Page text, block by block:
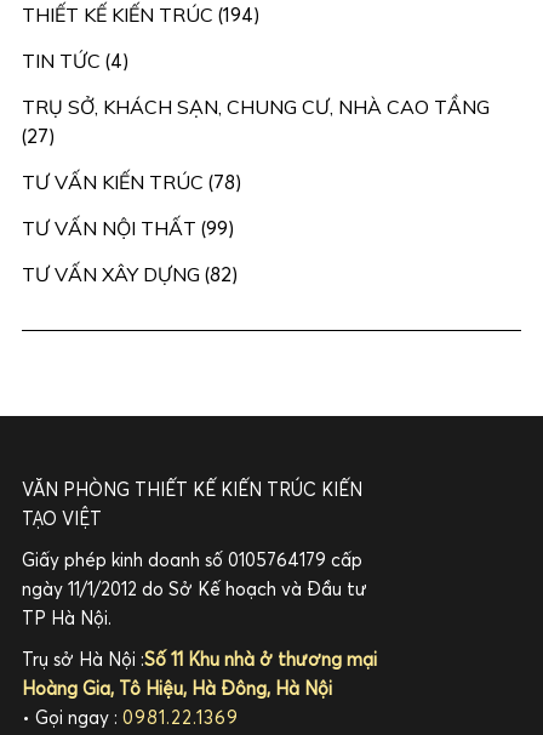
THIẾT KẾ KIẾN TRÚC (194)
TIN TỨC (4)
TRỤ SỞ, KHÁCH SẠN, CHUNG CƯ, NHÀ CAO TẦNG
(27)
TƯ VẤN KIẾN TRÚC (78)
TƯ VẤN NỘI THẤT (99)
TƯ VẤN XÂY DỰNG (82)
VĂN PHÒNG THIẾT KẾ KIẾN TRÚC KIẾN
TẠO VIỆT
Giấy phép kinh doanh số 0105764179 cấp
ngày 11/1/2012 do Sở Kế hoạch và Đầu tư
TP Hà Nội.
Trụ sở Hà Nội :Số 11 Khu nhà ở thương mại
Hoàng Gia, Tô Hiệu, Hà Đông, Hà Nội
• Gọi ngay : 0981.22.1369